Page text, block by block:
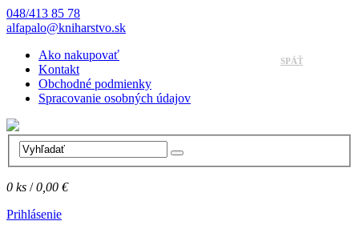
048/413 85 78
alfapalo@kniharstvo.sk
Ako nakupovať
Kontakt
Obchodné podmienky
Spracovanie osobných údajov
0 ks /0,00 €
Prihlásenie
SPÄŤ